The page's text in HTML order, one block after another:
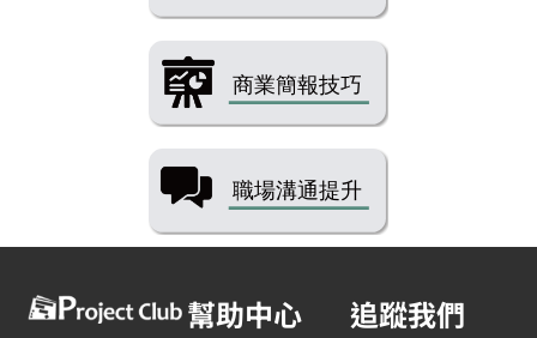
幫助中心 追蹤我們